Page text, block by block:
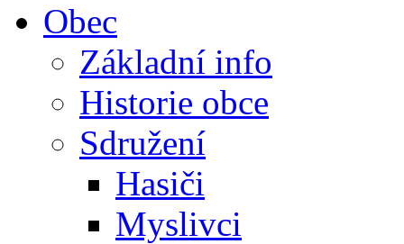
Obec
Základní info
Historie obce
Sdružení
Hasiči
Myslivci